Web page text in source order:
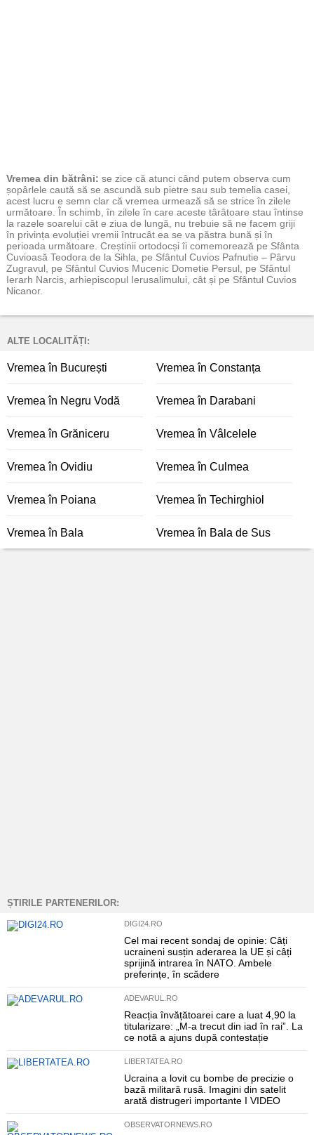
Vremea din bătrâni: se zice că atunci când putem observa cum
șopârlele caută să se ascundă sub pietre sau sub temelia casei,
acest lucru e semn clar că vremea urmează să se strice în zilele
următoare. În schimb, în zilele în care aceste târâtoare stau întinse
la razele soarelui cât e ziua de lungă, nu trebuie să ne facem griji
în privința evoluției vremii întrucât ea se va păstra bună și în
perioada următoare. Creștinii ortodocși îi comemorează pe Sfânta
Cuvioasă Teodora de la Sihla, pe Sfântul Cuvios Pafnutie – Pârvu
Zugravul, pe Sfântul Cuvios Mucenic Dometie Persul, pe Sfântul
Ierarh Narcis, arhiepiscopul Ierusalimului, cât și pe Sfântul Cuvios
Nicanor.
ALTE LOCALITĂȚI:
Vremea în București Vremea în Constanța
Vremea în Negru Vodă Vremea în Darabani
Vremea în Grăniceru Vremea în Vâlcelele
Vremea în Ovidiu Vremea în Culmea
Vremea în Poiana Vremea în Techirghiol
Vremea în Bala Vremea în Bala de Sus
ȘTIRILE PARTENERILOR:
DIGI24.RO
Cel mai recent sondaj de opinie: Câți
ucraineni susțin aderarea la UE și câți
sprijină intrarea în NATO. Ambele
preferințe, în scădere
ADEVARUL.RO
Reacția învățătoarei care a luat 4,90 la
titularizare: „M-a trecut din iad în rai”. La
ce notă a ajuns după contestație
LIBERTATEA.RO
Ucraina a lovit cu bombe de precizie o
bază militară rusă. Imagini din satelit
arată distrugeri importante I VIDEO
OBSERVATORNEWS.RO